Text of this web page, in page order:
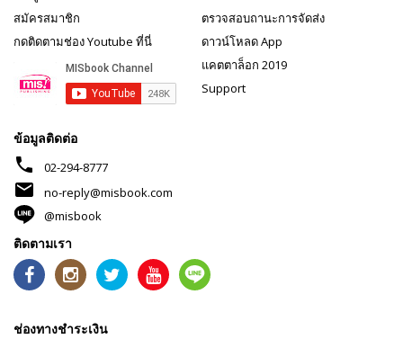
สมัครสมาชิก
กดติดตามช่อง Youtube ที่นี่
ตรวจสอบถานะการจัดส่ง
ดาวน์โหลด App
แคตตาล็อก 2019
Support
ข้อมูลติดต่อ
phone 02-294-8777
mail
no-reply@misbook.com
@misbook
ติดตามเรา
ช่องทางชำระเงิน